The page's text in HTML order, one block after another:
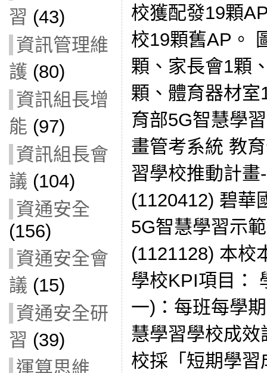
習 (43)
資訊管理維
護 (80)
資訊組長增
能 (97)
資訊組長會
議 (104)
資通安全
(156)
資通安全會
議 (15)
資通安全研
習 (39)
運算思維
校獲配發19顆
校19顆舊AP。
顆、家長會1顆
顆、體育器材
育部5G智慧學
畫管考系統 教
習學校推動計
(1120412) 碧華
5G智慧學習示
(1121128) 本校
學校KPI項目：
一)：每班每學
慧學習學校成
校採「短期學